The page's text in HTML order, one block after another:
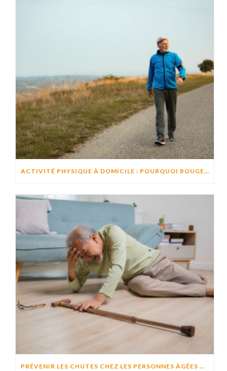
ACTIVITÉ PHYSIQUE À DOMICILE : POURQUOI BOUGER CHAQUE JOUR AIDE À PRÉSERVER L’AUTONOMIE ?
PRÉVENIR LES CHUTES CHEZ LES PERSONNES ÂGÉES À DOMICILE : CAUSES, RISQUES ET SOLUTIONS EFFICACES